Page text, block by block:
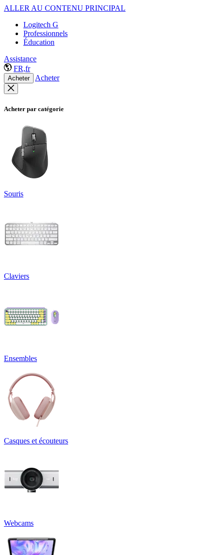
ALLER AU CONTENU PRINCIPAL
Logitech G
Professionnels
Éducation
Assistance
FR,fr
Acheter Acheter
Acheter par catégorie
Souris
Claviers
Ensembles
Casques et écouteurs
Webcams